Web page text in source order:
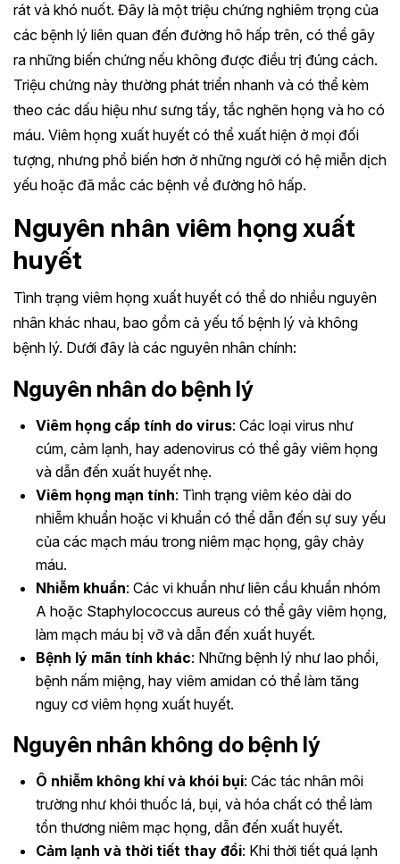
rát và khó nuốt. Đây là một triệu chứng nghiêm trọng của
các bệnh lý liên quan đến đường hô hấp trên, có thể gây
ra những biến chứng nếu không được điều trị đúng cách.
Triệu chứng này thường phát triển nhanh và có thể kèm
theo các dấu hiệu như sưng tấy, tắc nghẽn họng và ho có
máu. Viêm họng xuất huyết có thể xuất hiện ở mọi đối
tượng, nhưng phổ biến hơn ở những người có hệ miễn dịch
yếu hoặc đã mắc các bệnh về đường hô hấp.
Nguyên nhân viêm họng xuất
huyết
Tình trạng viêm họng xuất huyết có thể do nhiều nguyên
nhân khác nhau, bao gồm cả yếu tố bệnh lý và không
bệnh lý. Dưới đây là các nguyên nhân chính:
Nguyên nhân do bệnh lý
Viêm họng cấp tính do virus: Các loại virus như
cúm, cảm lạnh, hay adenovirus có thể gây viêm họng
và dẫn đến xuất huyết nhẹ.
Viêm họng mạn tính: Tình trạng viêm kéo dài do
nhiễm khuẩn hoặc vi khuẩn có thể dẫn đến sự suy yếu
của các mạch máu trong niêm mạc họng, gây chảy
máu.
Nhiễm khuẩn: Các vi khuẩn như liên cầu khuẩn nhóm
A hoặc Staphylococcus aureus có thể gây viêm họng,
làm mạch máu bị vỡ và dẫn đến xuất huyết.
Bệnh lý mãn tính khác: Những bệnh lý như lao phổi,
bệnh nấm miệng, hay viêm amidan có thể làm tăng
nguy cơ viêm họng xuất huyết.
Nguyên nhân không do bệnh lý
Ô nhiễm không khí và khói bụi: Các tác nhân môi
trường như khói thuốc lá, bụi, và hóa chất có thể làm
tổn thương niêm mạc họng, dẫn đến xuất huyết.
Cảm lạnh và thời tiết thay đổi: Khi thời tiết quá lạnh